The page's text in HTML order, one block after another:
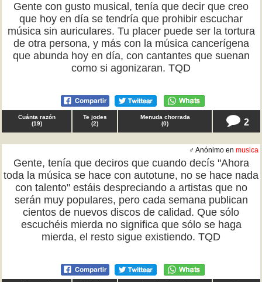
Gente con gusto musical, tenía que decir que creo
que hoy en día se tendría que prohibir escuchar
música sin auriculares. Tu placer puede ser la tortura
de otra persona, y más con la música cancerígena
que abunda hoy en día, con cantantes que suenan
como si agonizaran. TQD
Cuánta razón
(19)
Te jodes
(2)
Menuda chorrada
(0) 2
♂ Anónimo en musica
Gente, tenía que deciros que cuando decís "Ahora
toda la música se hace con autotune, no se hace nada
con talento" estáis despreciando a artistas que no
serán muy populares, pero cada semana publican
cientos de nuevos discos de calidad. Que sólo
escuchéis mierda no significa que sólo se haga
mierda, el resto sigue existiendo. TQD